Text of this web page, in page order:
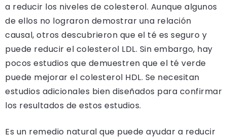
a reducir los niveles de colesterol. Aunque algunos
de ellos no lograron demostrar una relación
causal, otros descubrieron que el té es seguro y
puede reducir el colesterol LDL. Sin embargo, hay
pocos estudios que demuestren que el té verde
puede mejorar el colesterol HDL. Se necesitan
estudios adicionales bien diseñados para confirmar
los resultados de estos estudios.
Es un remedio natural que puede ayudar a reducir